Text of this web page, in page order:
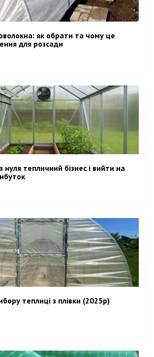
як обрати та чому це
для розсади
нуля тепличний бізнес і вийти на
теплиці з плівки (2025р)